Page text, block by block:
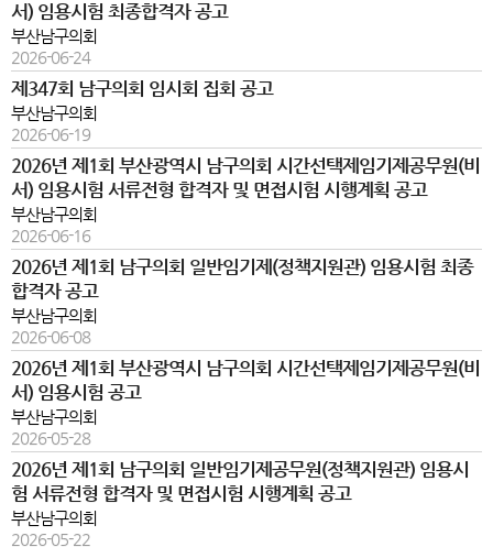
서) 임용시험 최종합격자 공고
부산남구의회
2026-06-24
제347회 남구의회 임시회 집회 공고
부산남구의회
2026-06-19
2026년 제1회 부산광역시 남구의회 시간선택제임기제공무원(비
서) 임용시험 서류전형 합격자 및 면접시험 시행계획 공고
부산남구의회
2026-06-16
2026년 제1회 남구의회 일반임기제(정책지원관) 임용시험 최종
합격자 공고
부산남구의회
2026-06-08
2026년 제1회 부산광역시 남구의회 시간선택제임기제공무원(비
서) 임용시험 공고
부산남구의회
2026-05-28
2026년 제1회 남구의회 일반임기제공무원(정책지원관) 임용시
험 서류전형 합격자 및 면접시험 시행계획 공고
부산남구의회
2026-05-22